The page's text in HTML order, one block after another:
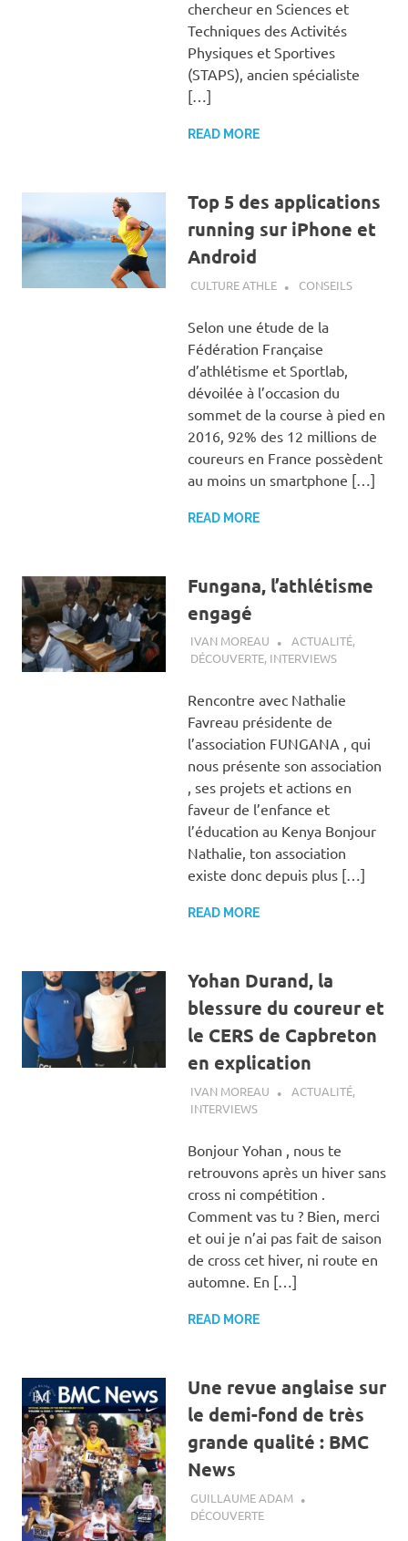
chercheur en Sciences et
Techniques des Activités
Physiques et Sportives
(STAPS), ancien spécialiste
[…]
READ MORE
Top 5 des applications
running sur iPhone et
Android
3 DÉCEMBRE 2023
CULTURE ATHLE CONSEILS
Selon une étude de la
Fédération Française
d’athlétisme et Sportlab,
dévoilée à l’occasion du
sommet de la course à pied en
2016, 92% des 12 millions de
coureurs en France possèdent
au moins un smartphone […]
READ MORE
Fungana, l’athlétisme
engagé
12 AVRIL 2019
IVAN MOREAU ACTUALITÉ,
DÉCOUVERTE, INTERVIEWS
Rencontre avec Nathalie
Favreau présidente de
l’association FUNGANA , qui
nous présente son association
, ses projets et actions en
faveur de l’enfance et
l’éducation au Kenya Bonjour
Nathalie, ton association
existe donc depuis plus […]
READ MORE
Yohan Durand, la
blessure du coureur et
le CERS de Capbreton
en explication
15 MARS 2019
IVAN MOREAU ACTUALITÉ,
INTERVIEWS
Bonjour Yohan , nous te
retrouvons après un hiver sans
cross ni compétition .
Comment vas tu ? Bien, merci
et oui je n’ai pas fait de saison
de cross cet hiver, ni route en
automne. En […]
READ MORE
Une revue anglaise sur
le demi-fond de très
grande qualité : BMC
News
15 DÉCEMBRE 2018
GUILLAUME ADAM
DÉCOUVERTE